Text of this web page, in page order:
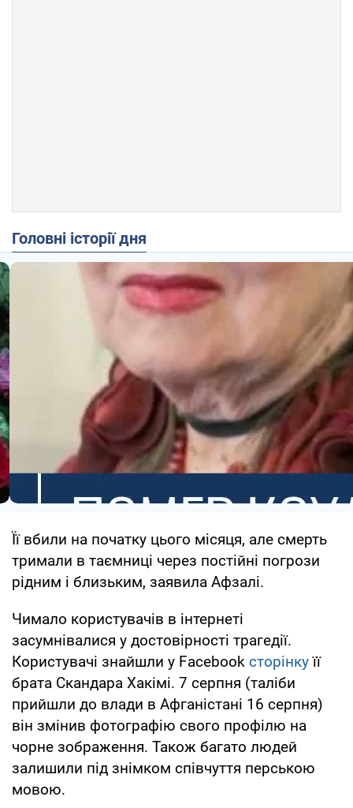
Головні історії дня
Її вбили на початку цього місяця, але смерть
тримали в таємниці через постійні погрози
рідним і близьким, заявила Афзалі.
Чимало користувачів в інтернеті
засумнівалися у достовірності трагедії.
Користувачі знайшли у Facebook сторінкуїї
брата Скандара Хакімі. 7 серпня (таліби
прийшли до влади в Афганістані 16 серпня)
він змінив фотографію свого профілю на
чорне зображення. Також багато людей
залишили під знімком співчуття перською
мовою.